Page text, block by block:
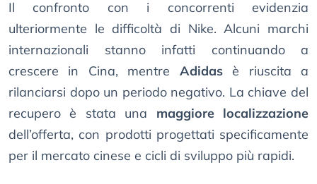
Il confronto con i concorrenti evidenzia
ulteriormente le difficoltà di Nike. Alcuni marchi
internazionali stanno infatti continuando a
crescere in Cina, mentre Adidasè riuscita a
rilanciarsi dopo un periodo negativo. La chiave del
recupero è stata una maggiore localizzazione
dell’offerta, con prodotti progettati specificamente
per il mercato cinese e cicli di sviluppo più rapidi.